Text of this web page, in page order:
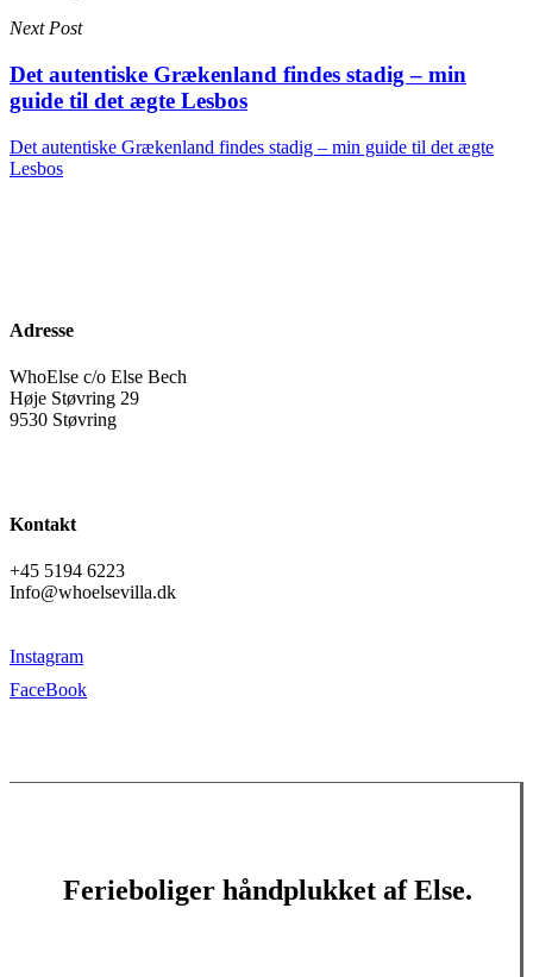
Next Post
Det autentiske Grækenland findes stadig – min
guide til det ægte Lesbos
Det autentiske Grækenland findes stadig – min guide til det ægte
Lesbos
Adresse
WhoElse c/o Else Bech
Høje Støvring 29
9530 Støvring
Kontakt
+45 5194 6223
Info@whoelsevilla.dk
Instagram
FaceBook
Ferieboliger håndplukket af Else.